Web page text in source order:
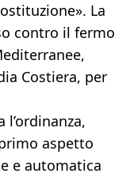
La
contro il fermo
Costiera, per
aspetto
e automatica